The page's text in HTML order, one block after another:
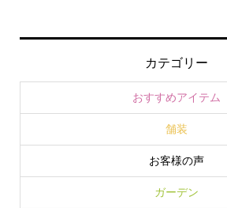
カテゴリー
おすすめアイテム
舗装
お客様の声
ガーデン